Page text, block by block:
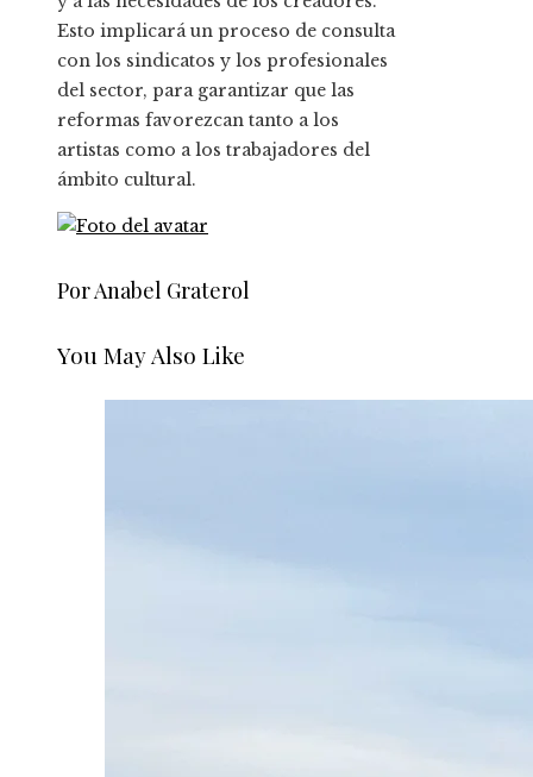
Esto implicará un proceso de consulta
con los sindicatos y los profesionales
del sector, para garantizar que las
reformas favorezcan tanto a los
artistas como a los trabajadores del
ámbito cultural.
Por Anabel Graterol
You May Also Like